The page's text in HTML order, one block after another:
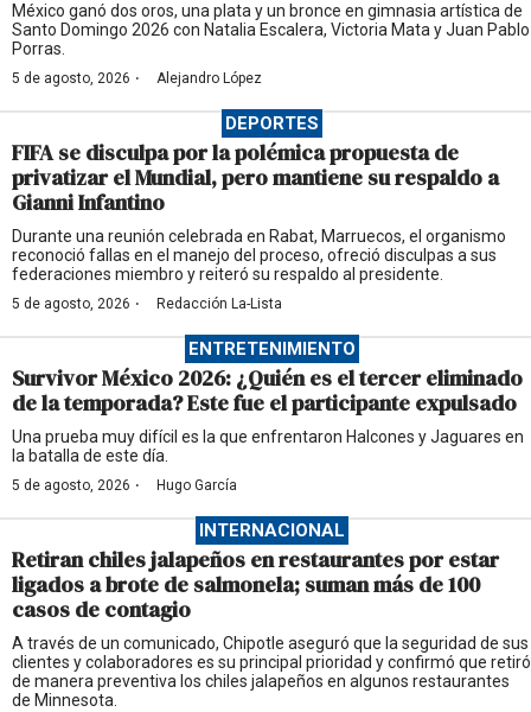
México ganó dos oros, una plata y un bronce en gimnasia artística de
Santo Domingo 2026 con Natalia Escalera, Victoria Mata y Juan Pablo
Porras.
5 de agosto, 2026 · Alejandro López
DEPORTES
FIFA se disculpa por la polémica propuesta de
privatizar el Mundial, pero mantiene su respaldo a
Gianni Infantino
Durante una reunión celebrada en Rabat, Marruecos, el organismo
reconoció fallas en el manejo del proceso, ofreció disculpas a sus
federaciones miembro y reiteró su respaldo al presidente.
5 de agosto, 2026 · Redacción La-Lista
ENTRETENIMIENTO
Survivor México 2026: ¿Quién es el tercer eliminado
de la temporada? Este fue el participante expulsado
Una prueba muy difícil es la que enfrentaron Halcones y Jaguares en
la batalla de este día.
5 de agosto, 2026 · Hugo García
INTERNACIONAL
Retiran chiles jalapeños en restaurantes por estar
ligados a brote de salmonela; suman más de 100
casos de contagio
A través de un comunicado, Chipotle aseguró que la seguridad de sus
clientes y colaboradores es su principal prioridad y confirmó que retiró
de manera preventiva los chiles jalapeños en algunos restaurantes
de Minnesota.